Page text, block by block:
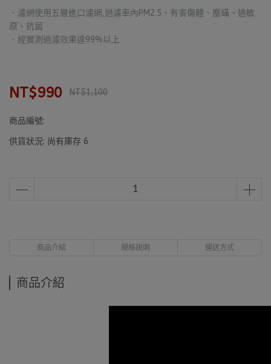
．濾網使用五層進口濾網,過濾車內PM2.5、有害傷體、塵蟎、過敏
原、抗菌
．經實測過濾效果達99%以上
NT$990 NT$1,100
商品編號:
供貨狀況: 尚有庫存 6
商品介紹 規格說明 運送方式
商品介紹